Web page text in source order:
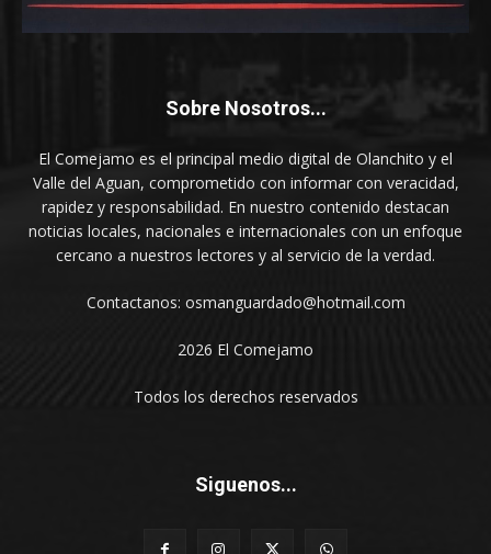
Sobre Nosotros...
El Comejamo es el principal medio digital de Olanchito y el
Valle del Aguan, comprometido con informar con veracidad,
rapidez y responsabilidad. En nuestro contenido destacan
noticias locales, nacionales e internacionales con un enfoque
cercano a nuestros lectores y al servicio de la verdad.
Contactanos: osmanguardado@hotmail.com
2026 El Comejamo
Todos los derechos reservados
Siguenos...